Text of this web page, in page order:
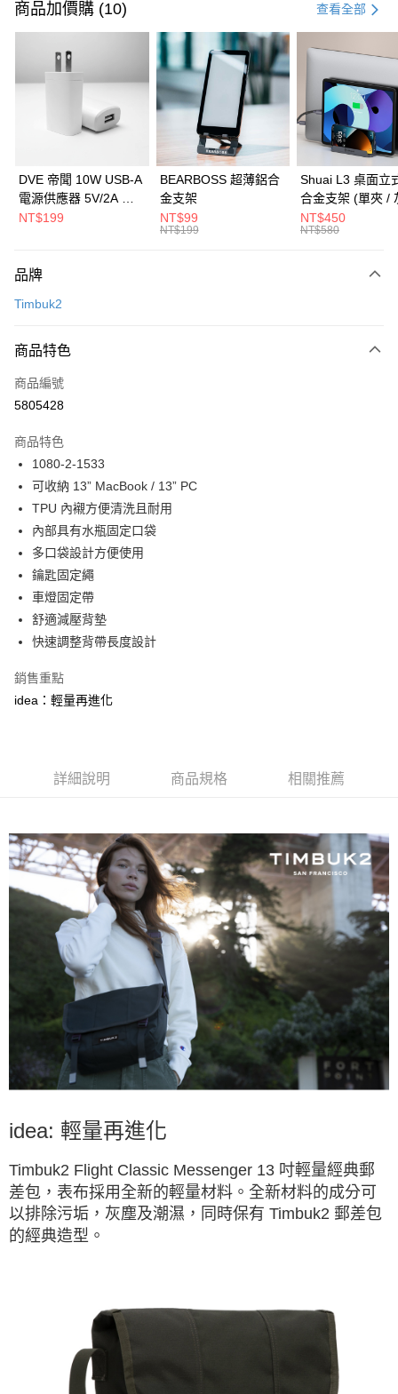
信用卡一次付款
3 期 0 利率 每期 NT$1,326
第一商業銀行
華南商業銀行
彰化商業銀行
上海商業儲蓄銀行
台北富邦商業銀行
兆豐國際商業銀行
臺灣中小企業銀行
台中商業銀行
匯豐（台灣）商業銀行
華泰商業銀行
聯邦商業銀行
元大商業銀行
台灣樂天信用卡公司
NT$663 21家銀行
合作金庫商業銀行
第一商業銀行
彰化商業銀行
台北富邦商業銀行
國泰世華商業銀行
兆豐國際商業銀行
臺灣中小企業銀行
匯豐（台灣）商業銀行
玉山商業銀行
台灣樂天信用卡公司
街口支付
悠遊付
相關說明
1.本服務由台灣大哥大提供，台灣大哥大用戶可立即使用無須另外申請。
2.付款方式選擇「大哥付你分期」，訂單成立後會自動跳轉到大哥付的交易
3.實際核准額度、可分期數及費用金額請依後續交易確認頁面所載為準。
4.訂單成立30分鐘內，如未前往確認交易或遇審核未通過，訂單將自動取
消。如遇「轉專審核」未通過狀況，表示未達大哥付你分期系統評分，恕無
法說明評估內容。
【繳款方式說明】
1.分期款項不併入電信帳單，「大哥付你分期」於每月結算日後寄送繳費提
2.透過簡訊連結打開帳單後，可選擇「超商條碼／台灣大直營門市／銀行轉
帳／街口支付／iPASS MONEY」等通路繳費。
【注意事項】
1.本服務係由「台灣大哥大股份有限公司」（以下簡稱本公司）所提供，讓
用戶於交易時，得透過本服務購買商品或服務，並由商店將買賣／分期付款
2.基於同意付款使用「大哥付你分期」之契約關係目的，商店將以您的個人
資料（包含姓名、電話或地址）提供予台灣大哥大進項蒐集、處理及利用，
由本公司與您本人進行分期帳單所需資料之確認、核對及更正。
ATM付款
貨到付款
宅配物流
每筆NT$80，滿NT$490(含以上)免運費
每筆NT$100，滿NT$1,500(含以上)免運費
付款後門市自取
免運費
每筆NT$80，滿NT$1,000(含以上)免運費
商品加價購 (10) 查看全部
DVE 帝聞 10W USB-A
電源供應器 5V/2A 充
電頭 (適用閱讀器、小
NT$199
BEARBOSS 超薄鋁合
金支架
NT$99
NT$199
Shuai L3 桌面立
合金支架 (單夾 /
NT$450
NT$580
品牌
Timbuk2
商品特色
商品編號
5805428
商品特色
1080-2-1533
可收納 13” MacBook / 13” PC
TPU 內襯方便清洗且耐用
內部具有水瓶固定口袋
多口袋設計方便使用
鑰匙固定繩
車燈固定帶
舒適減壓背墊
快速調整背帶長度設計
銷售重點
idea：輕量再進化
詳細說明 商品規格 相關推薦
idea: 輕量再進化
Timbuk2 Flight Classic Messenger 13 吋輕量經典郵
差包，表布採用全新的輕量材料。全新材料的成分可
以排除污垢，灰塵及潮濕，同時保有 Timbuk2 郵差包
的經典造型。